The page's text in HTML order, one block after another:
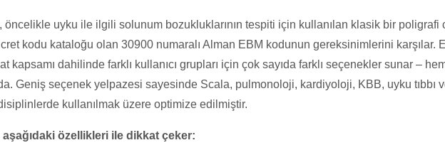
öncelikle uyku ile ilgili solunum bozukluklarının tespiti için kullanılan klasik bir poligrafi
kodu kataloğu olan 30900 numaralı Alman EBM kodunun gereksinimlerini karşılar.
kapsamı dahilinde farklı kullanıcı grupları için çok sayıda farklı seçenekler sunar –
Geniş seçenek yelpazesi sayesinde Scala, pulmonoloji, kardiyoloji, KBB, uyku tıbbı
kullanılmak üzere optimize edilmiştir.
aşağıdaki özellikleri ile dikkat çeker: